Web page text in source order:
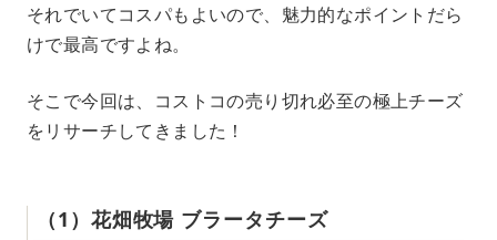
それでいてコスパもよいので、魅力的なポイントだら
けで最高ですよね。
そこで今回は、コストコの売り切れ必至の極上チーズ
をリサーチしてきました！
（1）花畑牧場 ブラータチーズ